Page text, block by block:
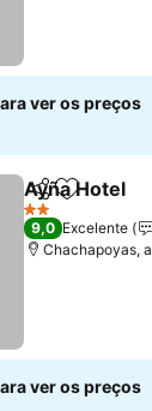
ver os preços
Partilhar
Ayña Hotel
2 Estrelas
9,0 Excelente
Chachapoyas,
ver os preços